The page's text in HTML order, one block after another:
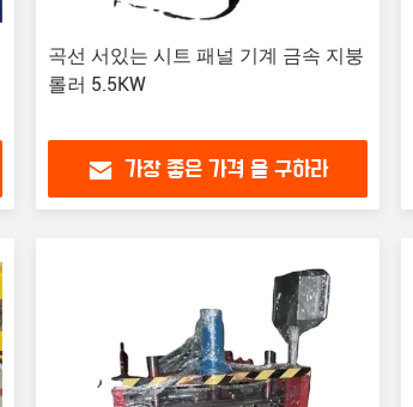
곡선 서있는 시트 패널 기계 금속 지붕
롤러 5.5KW
가장 좋은 가격 을 구하라